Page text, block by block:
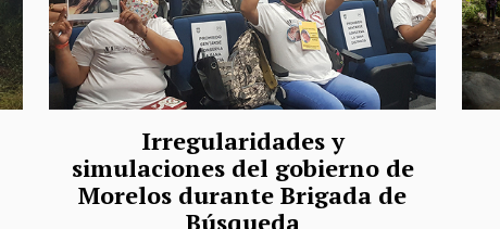
Irregularidades y
simulaciones del gobierno de
Morelos durante Brigada de
Búsqueda